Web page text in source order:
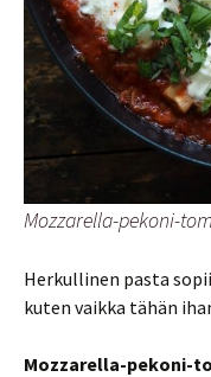
Mozzarella-pekoni-
Herkullinen pasta
kuten vaikka tähän
Mozzarella-pekoni-